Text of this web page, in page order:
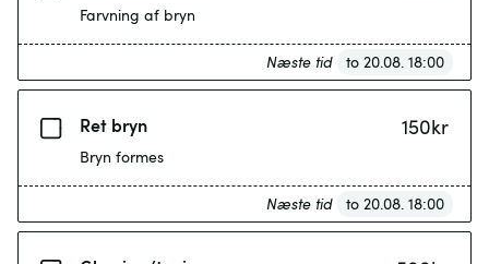
Farvning af bryn
Næste tid to 20.08. 18:00
Ret bryn 150kr
Bryn formes
Næste tid to 20.08. 18:00